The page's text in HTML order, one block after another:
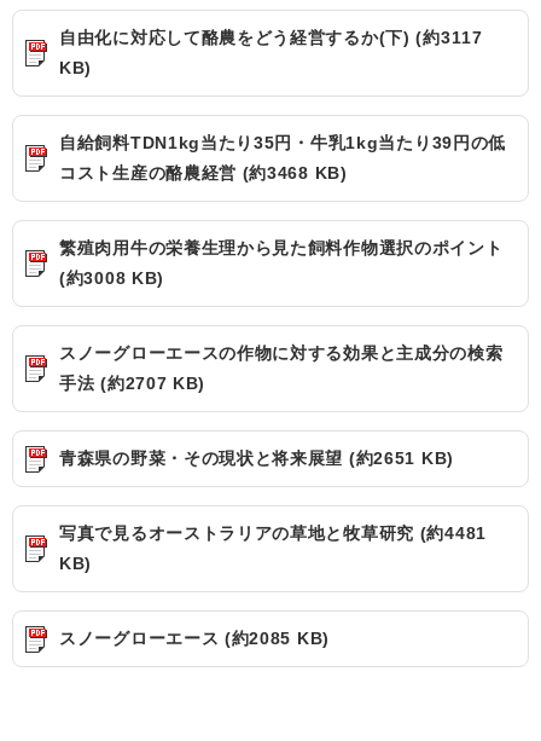
自由化に対応して酪農をどう経営するか(下) (約3117
KB)
自給飼料TDN1kg当たり35円・牛乳1kg当たり39円の低
コスト生産の酪農経営 (約3468 KB)
繁殖肉用牛の栄養生理から見た飼料作物選択のポイント
(約3008 KB)
スノーグローエースの作物に対する効果と主成分の検索
手法 (約2707 KB)
青森県の野菜・その現状と将来展望 (約2651 KB)
写真で見るオーストラリアの草地と牧草研究 (約4481
KB)
スノーグローエース (約2085 KB)